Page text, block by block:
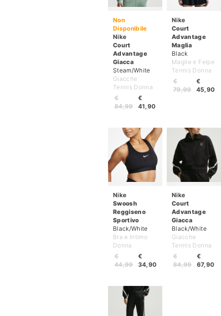
Non
Disponibile
Nike
Court
Advantage
Giacca
Steam/White
Giacche
Tennis Donna
€
41,90
€
84,99
Nike
Court
Advantage
Maglia
Black
Maglie e Felpe
Tennis Donna
€
45,90
€
79,99
Nike
Swoosh
Reggiseno
Sportivo
Black/White
Bra e Intimo
Donna
€
34,90
€
44,99
Nike
Court
Advantage
Giacca
Black/White
Giacche
Tennis Donna
€
67,90
€
84,99